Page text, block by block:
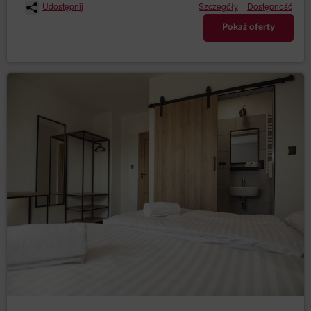
od jej otrzymania, o czym informuje Gościa w tej samej
Jeżeli informacje podane w reklamacji wymagają
reklamacji. Termin, o którym mowa w pkt 3 biegnie dla
Usługodawcy od momentu otrzymania uzupełnionej
W wypadku odmowy uwzględnienia reklamacji
Usługodawca jest obowiązany szczegółowo uzasadnić
na piśmie lub w formie elektronicznej przyczyny
odmowy.
USTALENIA KOŃCOWE
Osoba dokonująca rezerwacji online ponosi
odpowiedzialność za prawidłowość danych podanych w
Elektronicznym Formularzu Rezerwacji. Usługodawca
można skorygować poprzez edycję rezerwacji, prosimy
Dane kontaktowe dostępne są w zakładce „Kontakt”, w
Udostępnij Szczegóły Dostępność
Pokaż oferty